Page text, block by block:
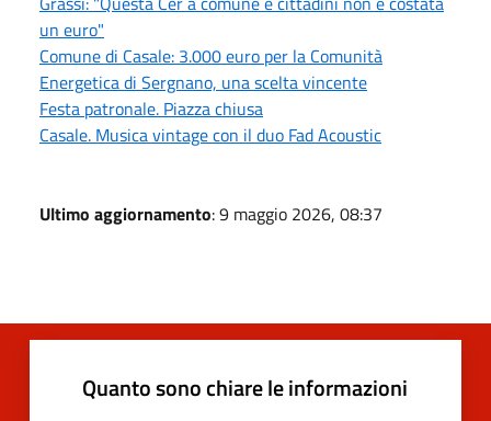
un euro"
Comune di Casale: 3.000 euro per la Comunità
Energetica di Sergnano, una scelta vincente
Festa patronale. Piazza chiusa
Casale. Musica vintage con il duo Fad Acoustic
Ultimo aggiornamento: 9 maggio 2026, 08:37
Quanto sono chiare le informazioni